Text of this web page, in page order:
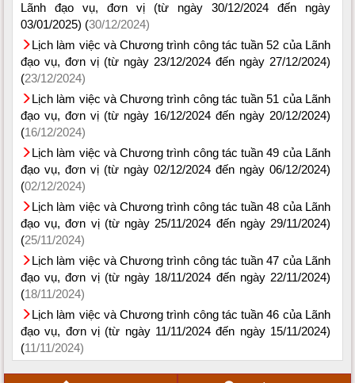
Lãnh đạo vụ, đơn vị (từ ngày 30/12/2024 đến ngày
03/01/2025) (30/12/2024)
Lịch làm việc và Chương trình công tác tuần 52 của Lãnh
đạo vụ, đơn vị (từ ngày 23/12/2024 đến ngày 27/12/2024)
(23/12/2024)
Lịch làm việc và Chương trình công tác tuần 51 của Lãnh
đạo vụ, đơn vị (từ ngày 16/12/2024 đến ngày 20/12/2024)
(16/12/2024)
Lịch làm việc và Chương trình công tác tuần 49 của Lãnh
đạo vụ, đơn vị (từ ngày 02/12/2024 đến ngày 06/12/2024)
(02/12/2024)
Lịch làm việc và Chương trình công tác tuần 48 của Lãnh
đạo vụ, đơn vị (từ ngày 25/11/2024 đến ngày 29/11/2024)
(25/11/2024)
Lịch làm việc và Chương trình công tác tuần 47 của Lãnh
đạo vụ, đơn vị (từ ngày 18/11/2024 đến ngày 22/11/2024)
(18/11/2024)
Lịch làm việc và Chương trình công tác tuần 46 của Lãnh
đạo vụ, đơn vị (từ ngày 11/11/2024 đến ngày 15/11/2024)
(11/11/2024)